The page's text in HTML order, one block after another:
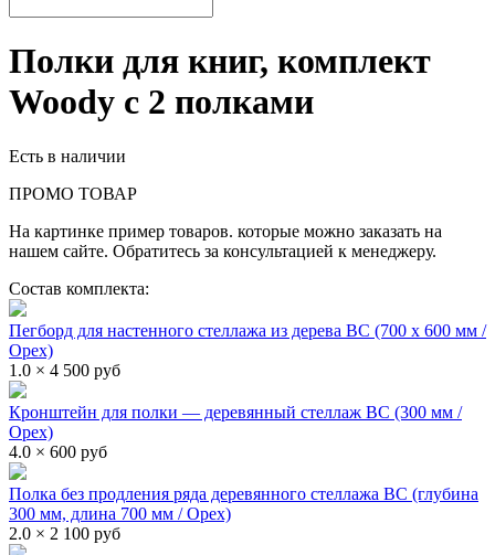
Полки для книг, комплект
Woody с 2 полками
Есть в наличии
ПРОМО ТОВАР
На картинке пример товаров. которые можно заказать на
нашем сайте. Обратитесь за консультацией к менеджеру.
Состав комплекта:
Пегборд для настенного стеллажа из дерева ВС (700 х 600 мм /
Орех)
1.0 × 4 500 руб
Кронштейн для полки — деревянный стеллаж ВС (300 мм /
Орех)
4.0 × 600 руб
Полка без продления ряда деревянного стеллажа ВС (глубина
300 мм, длина 700 мм / Орех)
2.0 × 2 100 руб